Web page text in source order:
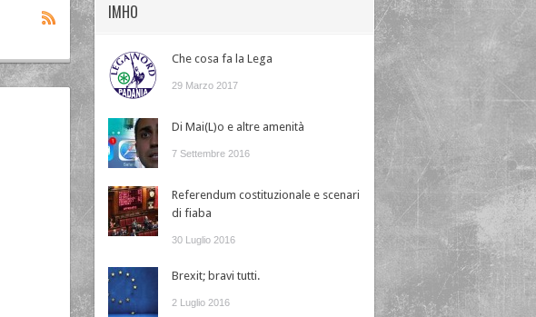
IMHO
Che cosa fa la Lega
29 Marzo 2017
Di Mai(L)o e altre amenità
7 Settembre 2016
Referendum costituzionale e scenari
di fiaba
30 Luglio 2016
Brexit; bravi tutti.
2 Luglio 2016